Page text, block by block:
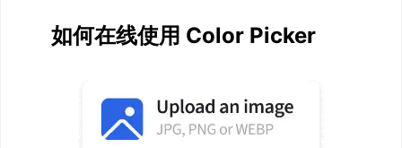
如何在线使用 Color Picker